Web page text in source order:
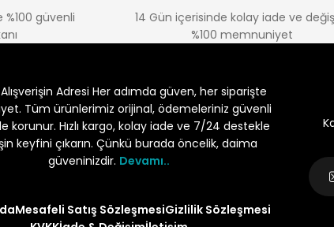
%100 güvenli
14 Gün içerisinde kolay iade ve
%100 memnuniyet
Adresi Her adımda güven, her siparişte
Tüm ürünlerimiz orijinal, ödemeleriniz güvenli
korunur. Hızlı kargo, kolay iade ve 7/24 destekle
keyfini çıkarın. Çünkü burada öncelik, daima
güveninizdir. Devamı..
Mesafeli Satış SözleşmesiGizlilik Sözleşmesi